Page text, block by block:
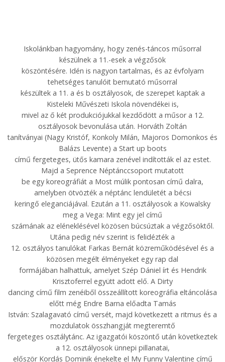
Iskolánkban hagyomány, hogy zenés-táncos műsorral
készülnek a 11.-esek a végzősök
köszöntésére. Idén is nagyon tartalmas, és az évfolyam
tehetséges tanulóit bemutató műsorral
készültek a 11. a és b osztályosok, de szerepet kaptak a
Kisteleki Művészeti Iskola növendékei is,
mivel az ő két produkciójukkal kezdődött a műsor a 12.
osztályosok bevonulása után. Horváth Zoltán
tanítványai (Nagy Kristóf, Konkoly Milán, Majoros Domonkos és
Balázs Levente) a Start up boots
című fergeteges, ütős kamara zenével indították el az estet.
Majd a Seprence Néptánccsoport mutatott
be egy koreográfiát a Most múlik pontosan című dalra,
amelyben ötvözték a néptánc lendületét a bécsi
keringő eleganciájával. Ezután a 11. osztályosok a Kowalsky
meg a Vega: Mint egy jel című
számának az eléneklésével közösen búcsúztak a végzősöktől.
Utána pedig név szerint is felidézték a
12. osztályos tanulókat Farkas Bernát közreműködésével és a
közösen megélt élményeket egy rap dal
formájában halhattuk, amelyet Szép Dániel írt és Hendrik
Krisztoferrel együtt adott elő. A Dirty
dancing című film zenéiből összeállított koreográfia eltáncolása
előtt még Endre Barna előadta Tamás
István: Szalagavató című versét, majd következett a ritmus és a
mozdulatok összhangját megteremtő
fergeteges osztálytánc. Az igazgatói köszöntő után következtek
a 12. osztályosok ünnepi pillanatai,
először Kordás Dominik énekelte el My Funny Valentine című